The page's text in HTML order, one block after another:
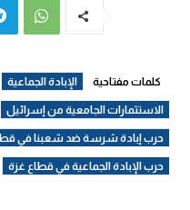
كلمات مفتاحية الإبادة الجماعية
الاستثمارات الجامعية من إسرائيل
حرب إبادة شرسة ضد شعبنا في
حرب الإبادة الجماعية في قطاع غزة